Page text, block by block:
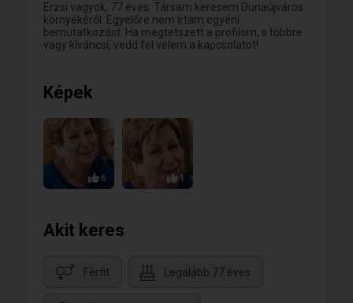
Erzsi vagyok, 77 éves. Társam keresem Dunaújváros
környékéről. Egyelőre nem írtam egyéni
bemutatkozást. Ha megtetszett a profilom, s többre
vagy kíváncsi, vedd fel velem a kapcsolatot!
Képek
6 1
Akit keres
Férfit Legalább 77 éves